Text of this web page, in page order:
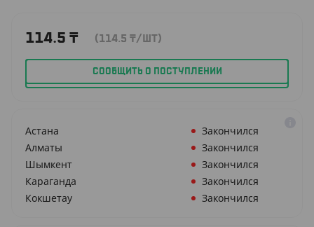
114.5 ₸ (114.5 ₸/ШТ)
СООБЩИТЬ О ПОСТУПЛЕНИИ
Астана
Закончился
Алматы
Закончился
Шымкент
Закончился
Караганда
Закончился
Кокшетау
Закончился